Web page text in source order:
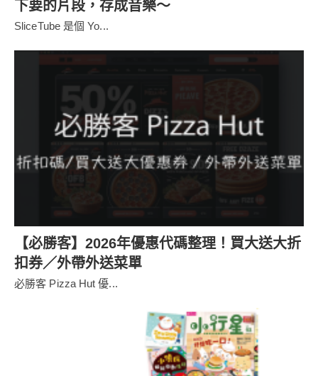
下要的片段，存成音樂～
SliceTube 是個 Yo...
【必勝客】2026年優惠代碼整理！買大送大折
扣券／外帶外送菜單
必勝客 Pizza Hut 優...